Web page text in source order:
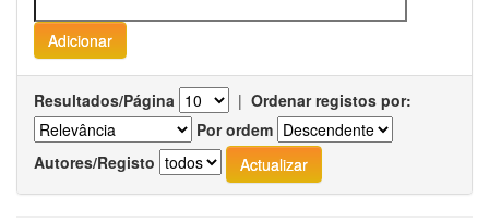
Resultados/Página | Ordenar registos por:
Por ordem
Autores/Registo